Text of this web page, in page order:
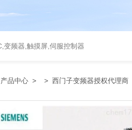
变频器,触摸屏,伺服控制器
产品中心 > > 西门子变频器授权代理商